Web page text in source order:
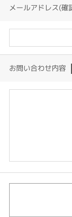
メールアドレス(確
お問い合わせ内容